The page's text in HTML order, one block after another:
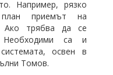
Например, рязко
приемът на
Ако трябва да се
са и
освен в
Томов.